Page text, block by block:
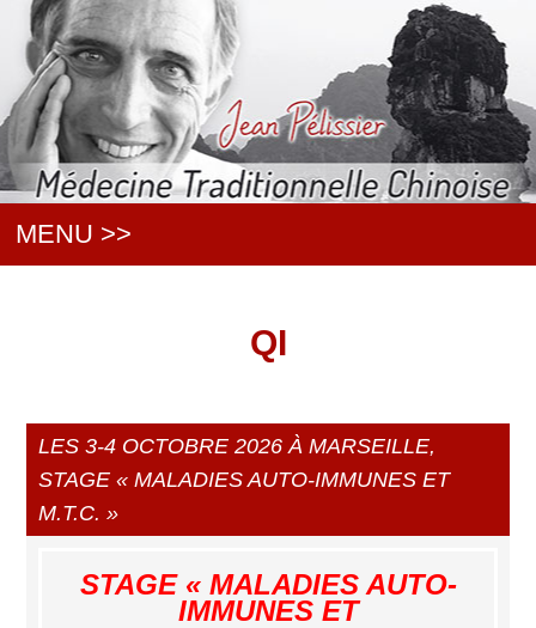
MENU >>
QI
LES 3-4 OCTOBRE 2026 À MARSEILLE,
STAGE « MALADIES AUTO-IMMUNES ET
M.T.C. »
STAGE « MALADIES AUTO-
IMMUNES ET